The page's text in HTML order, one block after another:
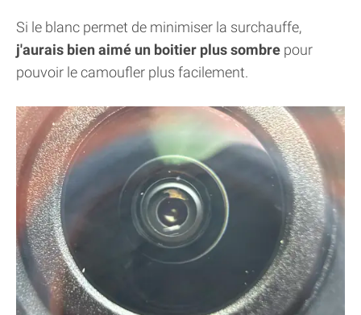
Si le blanc permet de minimiser la surchauffe,
j'aurais bien aimé un boitier plus sombre pour
pouvoir le camoufler plus facilement.